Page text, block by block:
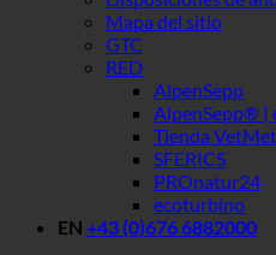
Mapa del sitio
GTC
RED
AlpenSepp
AlpenSepp® |
Tienda
SFERICS
PROnatur24
ecoturbino
EN +43 (0)676 6882000